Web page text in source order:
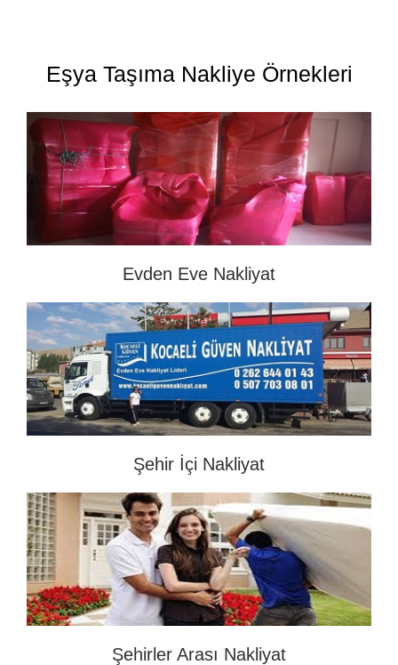
Eşya Taşıma Nakliye Örnekleri
Evden Eve Nakliyat
Şehir İçi Nakliyat
Şehirler Arası Nakliyat